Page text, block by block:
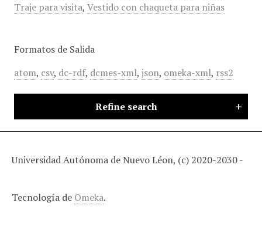
Traje para visita, Vestido con chaqueta para niñas
Formatos de Salida
atom, csv, dc-rdf, dcmes-xml, json, omeka-xml, rss2
Refine search
Universidad Autónoma de Nuevo Léon, (c) 2020-2030 -
Tecnología de Omeka.